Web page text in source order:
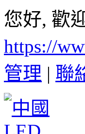
您好, 歡
https://
管理 | 聯